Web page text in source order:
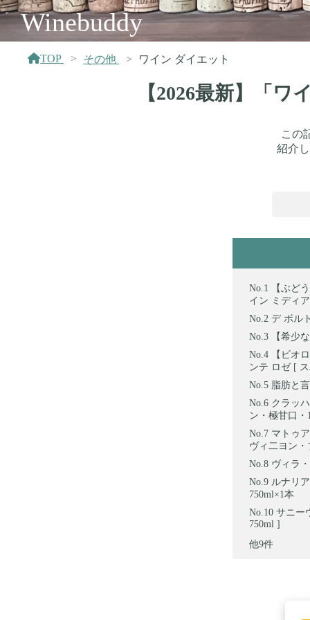
Winebuddy
TOP その他 ワイン ダイエット
【2026最新】「
この
紹介
【ぶど
イン ミディ
デ ボル
【希少
【ビオ
ンテ ロゼ [
脂肪と
クラッ
ン・極甘口・
マトゥ
ヴィ二ヨン
ヴィラ
ルナリ
750ml×1本
サニー
750ml ]
他9件